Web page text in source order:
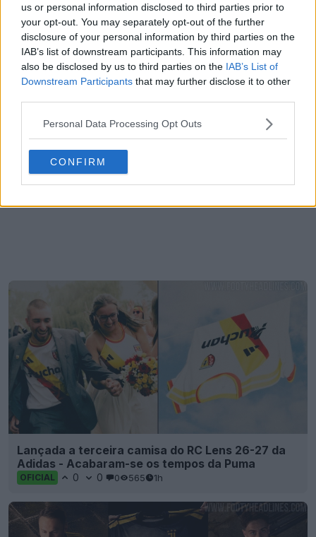
us or personal information disclosed to third parties prior to
your opt-out. You may separately opt-out of the further
disclosure of your personal information by third parties on the
IAB’s list of downstream participants. This information may
also be disclosed by us to third parties on the IAB’s List of
Downstream Participants that may further disclose it to other
Personal Data Processing Opt Outs
CONFIRM
Lançada a terceira camisa do RC Lens 26-27 da
Adidas - Acabaram-se os tempos da Puma
OFICIAL 0 0 0 565 1h